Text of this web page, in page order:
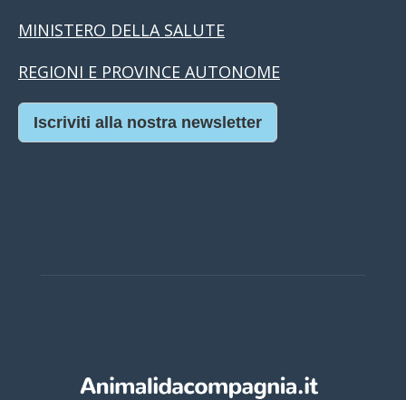
MINISTERO DELLA SALUTE
REGIONI E PROVINCE AUTONOME
Iscriviti alla nostra newsletter